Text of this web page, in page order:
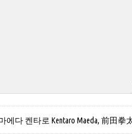
다 켄타로 Kentaro Maeda, 前田拳